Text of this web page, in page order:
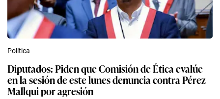
Política
Diputados: Piden que Comisión de Ética evalúe
en la sesión de este lunes denuncia contra Pérez
Mallqui por agresión